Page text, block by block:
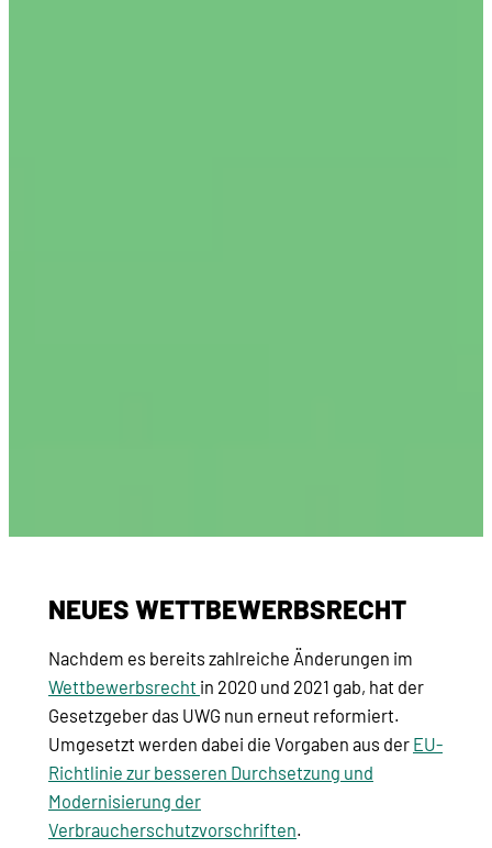
NEUES WETTBEWERBSRECHT
Nachdem es bereits zahlreiche Änderungen im
Wettbewerbsrecht in 2020 und 2021 gab, hat der
Gesetzgeber das UWG nun erneut reformiert.
Umgesetzt werden dabei die Vorgaben aus der EU-
Richtlinie zur besseren Durchsetzung und
Modernisierung der
Verbraucherschutzvorschriften.